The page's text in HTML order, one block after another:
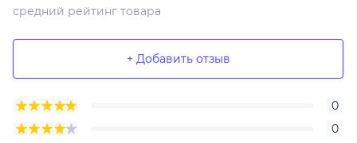
средний рейтинг товара
+ Добавить отзыв
0
0